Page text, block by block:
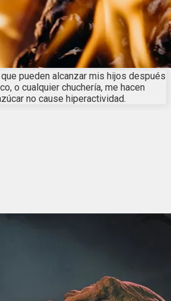
pueden alcanzar mis hijos después
o cualquier chuchería, me hacen
no cause hiperactividad.